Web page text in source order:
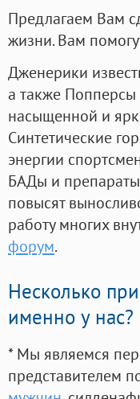
Предлагаем Вам
жизни. Вам
Дженерики
а также Попперсы
насыщенной и
Синтетические
энергии
БАДы и
повысят
работу многих
форум.
Несколько
именно у нас?
* Мы являемся
представителем